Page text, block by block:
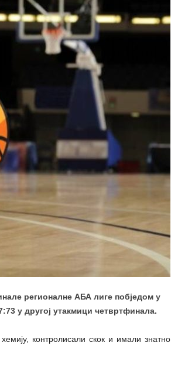
регионалне АБА лиге побједом у
у другој утакмици четвртфинала.
контролисали скок и имали знатно